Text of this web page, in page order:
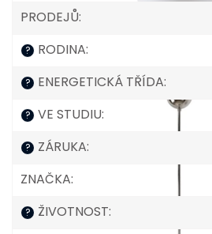
PRODEJŮ:
? RODINA:
? ENERGETICKÁ TŘÍDA:
? VE STUDIU:
? ZÁRUKA:
ZNAČKA:
? ŽIVOTNOST: